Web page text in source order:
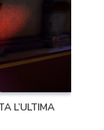
L’ULTIMA